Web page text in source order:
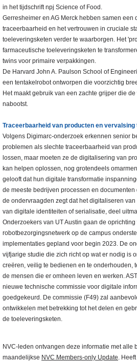
in het tijdschrift npj Science of Food.
Gerresheimer en AG Merck hebben samen een
traceerbaarheid en het vertrouwen in cruciale
toeleveringsketen verder te waarborgen. Het
farmaceutische toeleveringsketen te
twins voor primaire verpakkingen.
De Harvard John A. Paulson School of
een tentakelrobot ontworpen die voorzichtig
Het maakt gebruik van een zachte grijper die
nabootst.
Traceerbaarheid van producten en vervalsing
Volgens Digimarc-onderzoek erkennen senior
problemen als slechte traceerbaarheid van
lossen, maar moeten ze de digitalisering van
kan helpen oplossen, nog grotendeels
gelooft dat hun digitale transformatie
de meeste bedrijven processen en
de ondervraagden zegt dat het digitaliseren
van digitale identiteiten of serialisatie, deel
Onderzoekers van UT Austin gaan de oprichting
robotbezorgingsnetwerk op de campus
implementaties gepland voor begin 2023. De
vijfjarige studie die zich richt op wat er nodig is
creëren, veilig te bedienen en te onderhouden,
de mensen die er omheen leven en werken.
nieuwe technische commissie voor digitale
goedgekeurd. De commissie (F49) zal
ontwikkelen met betrekking tot het delen en
de toeleveringsketen.
NVC-leden ontvangen deze informatie met alle
maandelijkse NVC Members-only Update.